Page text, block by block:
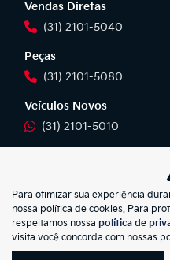
Vendas Diretas
(31) 2101-5040
Peças
(31) 2101-5080
Veículos Novos
(31) 2101-5010
Vendas Diretas
(31) 2101-5010
Pós-Vendas
Para otimizar sua experiência
nossa política de cookies. Para
respeitamos nossa política de
visita você concorda com nossas